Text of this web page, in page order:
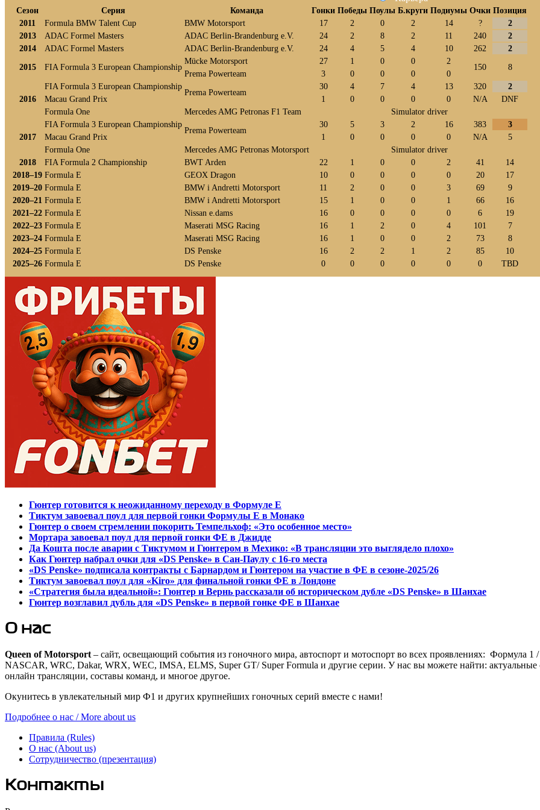
Сезон Серия Команда Гонки Победы Поулы Б.круги Подиумы Очки Позиция
2011
Formula BMW Talent Cup BMW Motorsport 17 2 0 2 14 ?
2
2013
ADAC Formel Masters ADAC Berlin-Brandenburg e.V. 24 2 8 2 11 240
2
2014
ADAC Formel Masters ADAC Berlin-Brandenburg e.V. 24 4 5 4 10 262
2
2015
FIA Formula 3 European Championship
Mücke Motorsport 27 1 0 0 2
150 8
Prema Powerteam 3 0 0 0 0
2016
FIA Formula 3 European Championship
Prema Powerteam
30 4 7 4 13 320
2
Macau Grand Prix
1 0 0 0 0 N/A
DNF
Formula One
Mercedes AMG Petronas F1 Team Simulator driver
2017
FIA Formula 3 European Championship
Prema Powerteam
30 5 3 2 16 383
3
Macau Grand Prix
1 0 0 0 0 N/A
5
Formula One
Mercedes AMG Petronas Motorsport
Simulator driver
2018
FIA Formula 2 Championship BWT Arden 22 1 0 0 2 41
14
2018–19 Formula E GEOX Dragon 10 0 0 0 0 20
17
2019–20 Formula E BMW i Andretti Motorsport 11 2 0 0 3 69
9
2020–21 Formula E BMW i Andretti Motorsport 15 1 0 0 1 66
16
2021–22 Formula E Nissan e.dams 16 0 0 0 0 6
19
2022–23 Formula E Maserati MSG Racing 16 1 2 0 4 101
7
2023–24 Formula E Maserati MSG Racing 16 1 0 0 2 73
8
2024–25 Formula E DS Penske 16 2 2 1 2 85
10
2025–26 Formula E DS Penske 0 0 0 0 0 0 TBD
Гюнтер готовится к неожиданному переходу в Формуле E
Тиктум завоевал поул для первой гонки Формулы Е в Монако
Гюнтер о своем стремлении покорить Темпельхоф: «Это особенное место»
Мортара завоевал поул для первой гонки ФЕ в Джидде
Да Кошта после аварии с Тиктумом и Гюнтером в Мехико: «В трансляции это выглядело плохо»
Как Гюнтер набрал очки для «DS Penske» в Сан-Паулу с 16-го места
«DS Penske» подписала контракты с Барнардом и Гюнтером на участие в ФE в сезоне-2025/26
Тиктум завоевал поул для «Kiro» для финальной гонки ФЕ в Лондоне
«Стратегия была идеальной»: Гюнтер и Вернь рассказали об историческом дубле «DS Penske» в Шанхае
Гюнтер возглавил дубль для «DS Penske» в первой гонке ФЕ в Шанхае
О нас
Queen of Motorsport– сайт, освещающий события из гоночного мира, автоспорт и мотоспорт во всех проявлениях: Формула
NASCAR, WRC, Dakar, WRX, WEC, IMSA, ELMS, Super GT/ Super Formula и другие серии. У нас вы можете найти:
онлайн трансляции, составы команд, и многое другое.
Окунитесь в увлекательный мир Ф1 и других крупнейших гоночных серий вместе с нами!
Подробнее о нас / More about us
Правила (Rules)
О нас (About us)
Сотрудничество (презентация)
Контакты